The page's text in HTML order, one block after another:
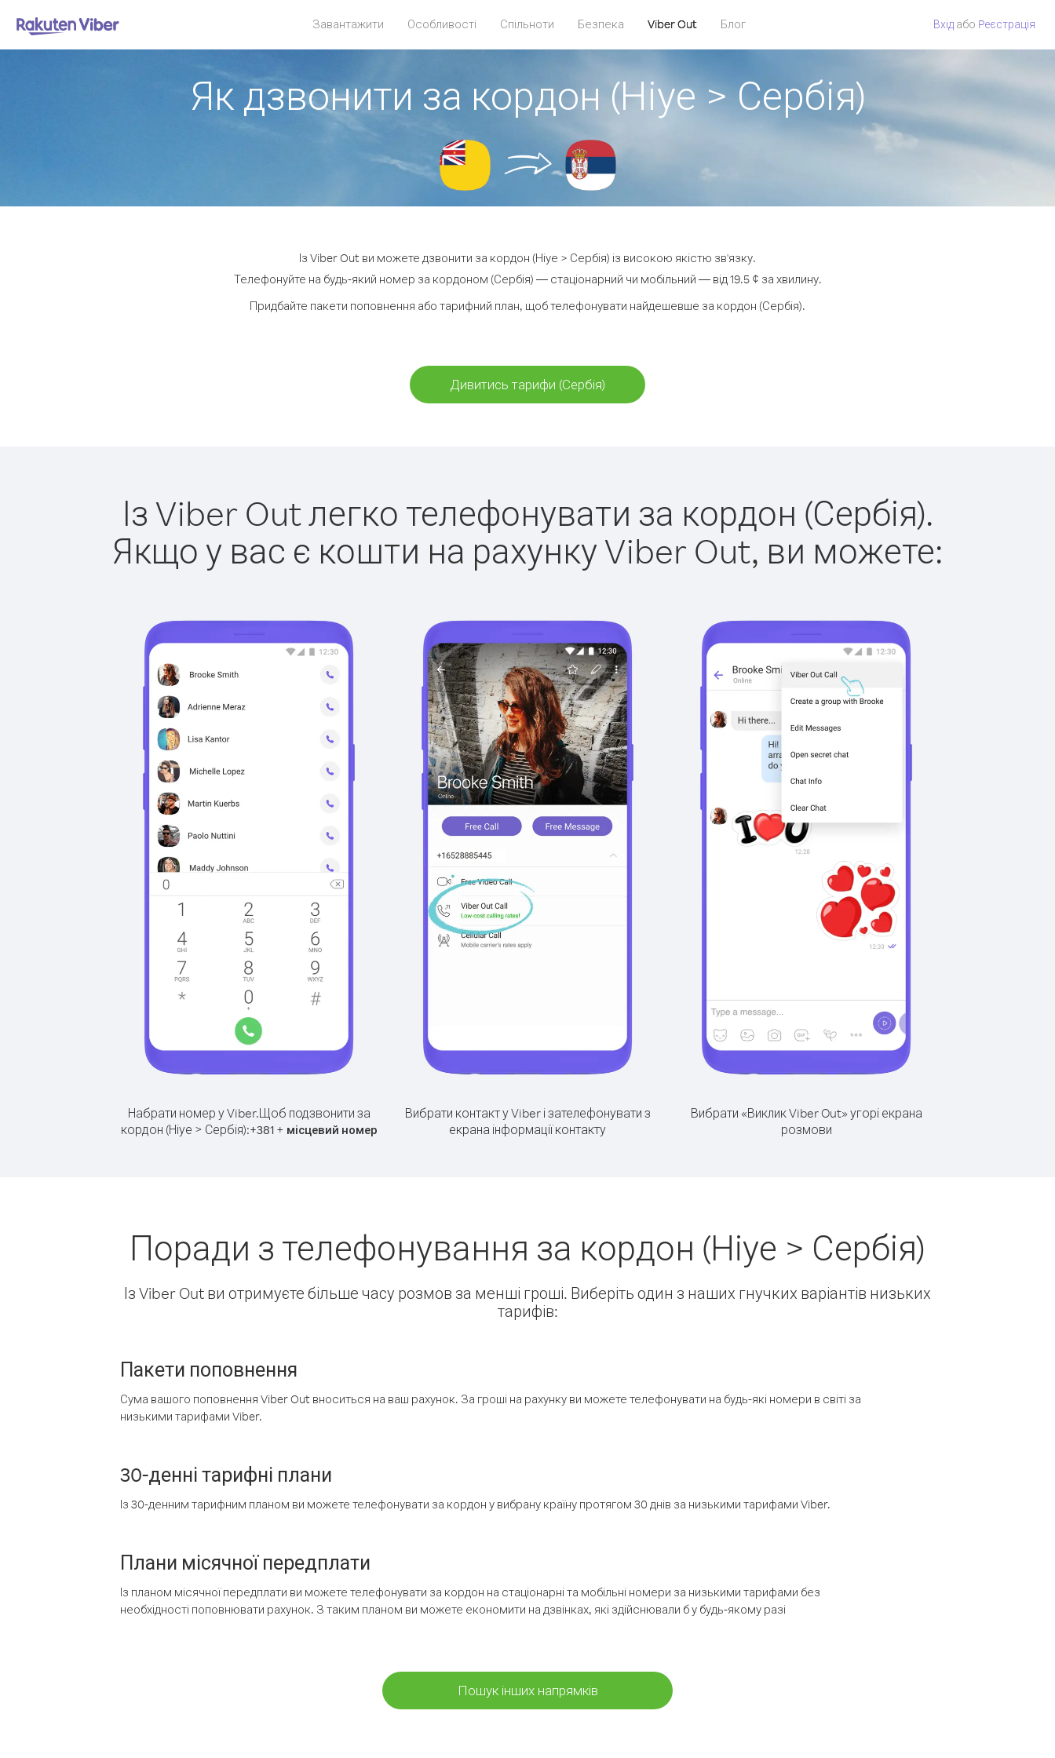
Завантажити Особливості Спільноти Безпека Viber Out Блог Вхід або Pеєстрація
Як дзвонити за кордон (Ніуе > Сербія)
Із Viber Out ви можете дзвонити за кордон (Ніуе > Сербія) із високою якістю зв'язку.
Телефонуйте на будь-який номер за кордоном (Сербія) — стаціонарний чи мобільний — від 19.5 ¢ за хвилину.
Придбайте пакети поповнення або тарифний план, щоб телефонувати найдешевше за кордон (Сербія).
Дивитись тарифи (Сербія)
Із Viber Out легко телефонувати за кордон (Сербія).
Якщо у вас є кошти на рахунку Viber Out, ви можете:
Набрати номер у Viber.Щоб подзвонити за
кордон (Ніуе > Сербія):+381+ місцевий номер
Вибрати контакт у Viber і зателефонувати з
екрана інформації контакту
Вибрати «Виклик Viber Out» угорі екрана
розмови
Поради з телефонування за кордон (Ніуе > Сербія)
Із Viber Out ви отримуєте більше часу розмов за менші гроші. Виберіть один з наших гнучких варіантів низьких
тарифів:
Пакети поповнення
Сума вашого поповнення Viber Out вноситься на ваш рахунок. За гроші на рахунку ви можете телефонувати на будь-які номери в світі за
низькими тарифами Viber.
30-денні тарифні плани
Із 30-денним тарифним планом ви можете телефонувати за кордон у вибрану країну протягом 30 днів за низькими тарифами Viber.
Плани місячної передплати
Із планом місячної передплати ви можете телефонувати за кордон на стаціонарні та мобільні номери за низькими тарифами без
необхідності поповнювати рахунок. З таким планом ви можете економити на дзвінках, які здійснювали б у будь-якому разі
Пошук інших напрямків